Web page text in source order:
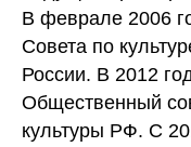
В феврале 2006
Совета по
России. В 2012
Общественный
культуры РФ. С